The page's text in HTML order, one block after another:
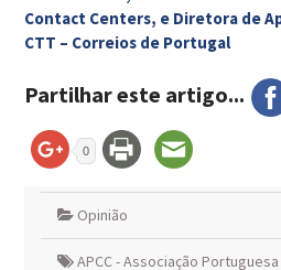
Contact Centers, e Diretora de
CTT – Correios de Portugal
Partilhar este artigo...
0
Opinião
APCC - Associação